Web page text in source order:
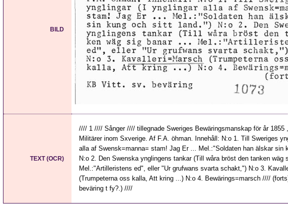
BILD
TEXT (OCR)
//// 1 //// Sånger //// tillegnade Sweriges Bewäringsmanskap för år 1855
Militärer inom Sxverige. Af F.A. öhman. Innehåll: N:o 1. Till Sweriges
alla af Swensk=manna= stam! Jag Er ... Mel.:"Soldaten han älskar sin
N:o 2. Den Swenska ynglingens tankar (Till wåra bröst den tanken wäg
Mel.:"Artilleristens ed", eller "Ur grufwans svarta schakt,") N:o 3.
(Trumpeterna oss kalla, Att kring ...) N:o 4. Bewärings=marsch ////
beväring t fy?.) ////